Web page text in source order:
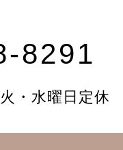
8291
・水曜日定休